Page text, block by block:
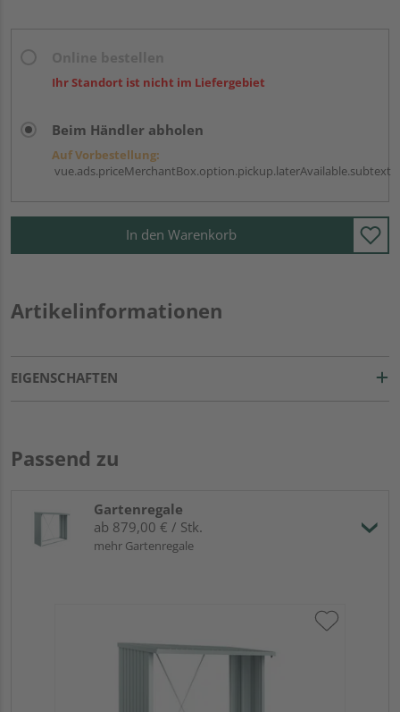
Ihr Standort ist nicht im Liefergebiet
Beim Händler abholen
Auf Vorbestellung:
vue.ads.priceMerchantBox.option.pickup.laterAvailable.subtext
In den Warenkorb
Artikelinformationen
EIGENSCHAFTEN
Passend zu
Gartenregale
ab 879,00 € / Stk.
mehr Gartenregale